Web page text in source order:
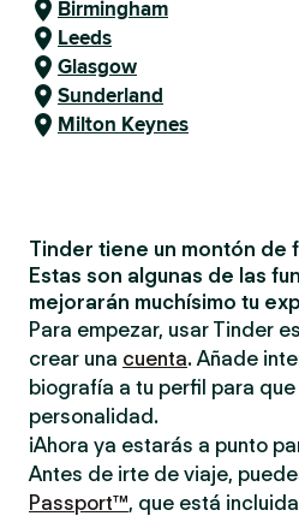
Birmingham
Leeds
Glasgow
Sunderland
Milton Keynes
Tinder tiene un montón de
Estas son algunas de las
mejorarán muchísimo tu
Para empezar, usar Tinder
crear una cuenta. Añade
biografía a tu perfil para
personalidad.
¡Ahora ya estarás a punto
Antes de irte de viaje,
Passport™, que está